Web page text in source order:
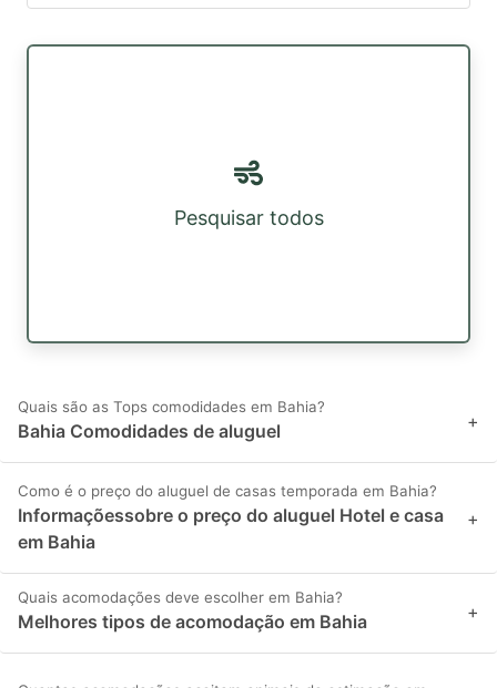
Pesquisar todos
Quais são as Tops comodidades em Bahia?
Bahia Comodidades de aluguel +
Como é o preço do aluguel de casas temporada em Bahia?
Informaçõessobre o preço do aluguel Hotel e casa
em Bahia
+
Quais acomodações deve escolher em Bahia?
Melhores tipos de acomodação em Bahia +